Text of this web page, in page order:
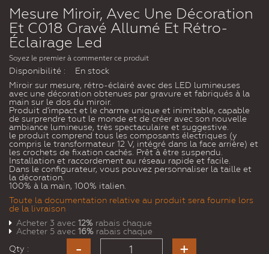
Mesure Miroir, Avec Une Décoration
Et C018 Gravé Allumé Et Rétro-
Éclairage Led
Soyez le premier à commenter ce produit
Disponibilité :
En stock
Miroir sur mesure, rétro-éclairé avec des LED lumineuses
avec une décoration obtenues par gravure et fabriqués à la
main sur le dos du miroir.
Produit d'impact et le charme unique et inimitable, capable
de surprendre tout le monde et de créer avec son nouvelle
ambiance lumineuse, très spectaculaire et suggestive.
le produit comprend tous les composants électriques (y
compris le transformateur 12 V, intégré dans la face arrière) et
les crochets de fixation cachés. Prêt à être suspendu.
Installation et raccordement au réseau rapide et facile.
Dans le configurateur, vous pouvez personnaliser la taille et
la décoration.
100% à la main, 100% italien.
Toute la documentation relative au produit sera fournie lors
de la livraison
Acheter 3 avec 12% rabais chaque
Acheter 5 avec 16% rabais chaque
Qty :